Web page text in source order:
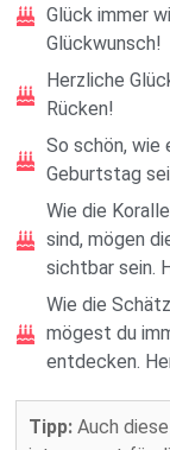
Glück immer
Glückwunsch!
Herzliche
Rücken!
So schön, wie
Geburtstag
Wie die
sind, mögen
sichtbar sein.
Wie die
mögest du
entdecken.
Tipp: Auch